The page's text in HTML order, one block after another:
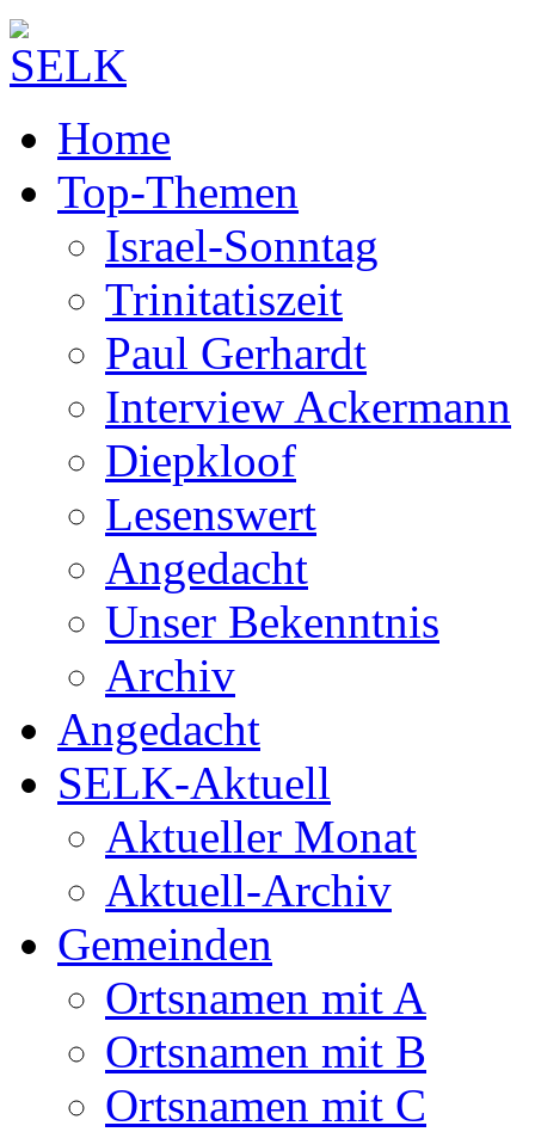
Home
Top-Themen
Israel-Sonntag
Trinitatiszeit
Paul Gerhardt
Interview Ackermann
Diepkloof
Lesenswert
Angedacht
Unser Bekenntnis
Archiv
Angedacht
SELK-Aktuell
Aktueller Monat
Aktuell-Archiv
Gemeinden
Ortsnamen mit A
Ortsnamen mit B
Ortsnamen mit C